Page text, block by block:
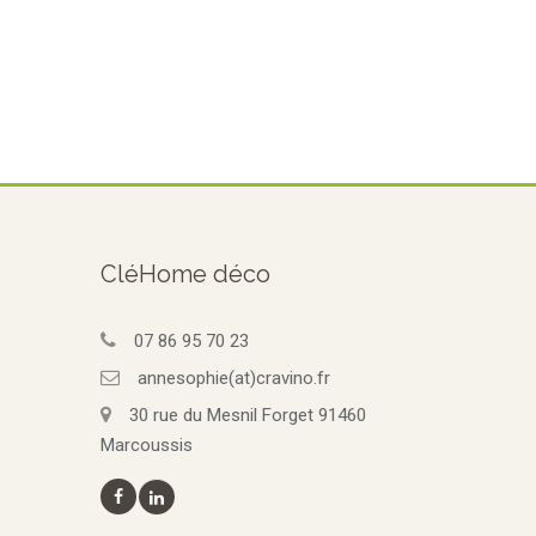
CléHome déco
07 86 95 70 23
annesophie(at)cravino.fr
30 rue du Mesnil Forget 91460
Marcoussis